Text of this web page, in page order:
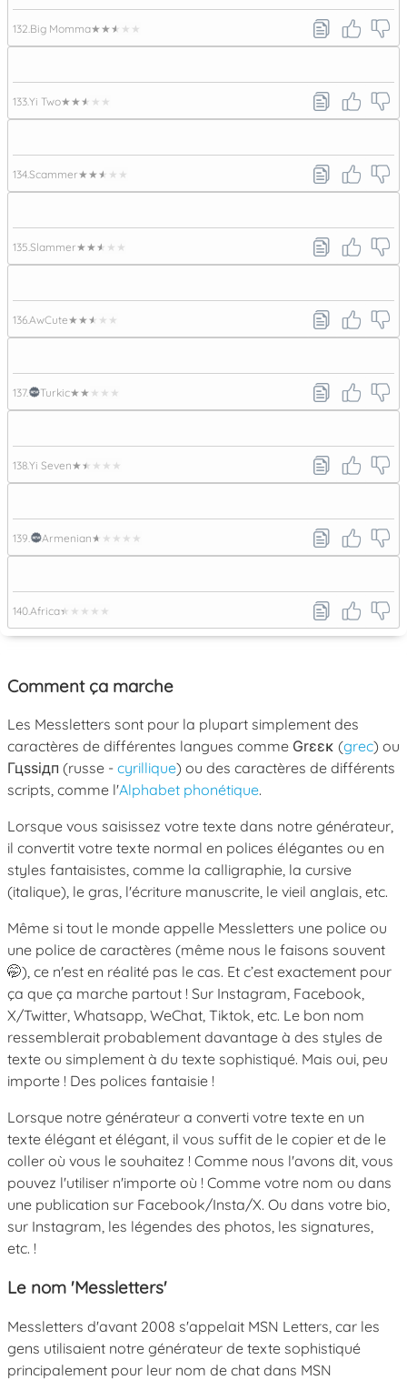
132. Big Momma★★★★★
133.Yi Two★★★★★
134.Scammer★★★★★
135. Slammer★★★★★
136. AwCute★★★★★
137. Turkic★★★★★
138.Yi Seven★★★★★
139. Armenian★★★★★
140. Africa★★★★★
Comment ça marche
Les Messletters sont pour la plupart simplement des
caractères de différentes langues comme Grεεκ (grec) ou
Гцѕѕідп (russe - cyrillique) ou des caractères de différents
scripts, comme l'Alphabet phonétique.
Lorsque vous saisissez votre texte dans notre générateur,
il convertit votre texte normal en polices élégantes ou en
styles fantaisistes, comme la calligraphie, la cursive
(italique), le gras, l'écriture manuscrite, le vieil anglais, etc.
Même si tout le monde appelle Messletters une police ou
une police de caractères (même nous le faisons souvent
🤭), ce n'est en réalité pas le cas. Et c’est exactement pour
ça que ça marche partout ! Sur Instagram, Facebook,
X/Twitter, Whatsapp, WeChat, Tiktok, etc. Le bon nom
ressemblerait probablement davantage à des styles de
texte ou simplement à du texte sophistiqué. Mais oui, peu
importe ! Des polices fantaisie !
Lorsque notre générateur a converti votre texte en un
texte élégant et élégant, il vous suffit de le copier et de le
coller où vous le souhaitez ! Comme nous l'avons dit, vous
pouvez l'utiliser n'importe où ! Comme votre nom ou dans
une publication sur Facebook/Insta/X. Ou dans votre bio,
sur Instagram, les légendes des photos, les signatures,
etc. !
Le nom 'Messletters'
Messletters d'avant 2008 s'appelait MSN Letters, car les
gens utilisaient notre générateur de texte sophistiqué
principalement pour leur nom de chat dans MSN